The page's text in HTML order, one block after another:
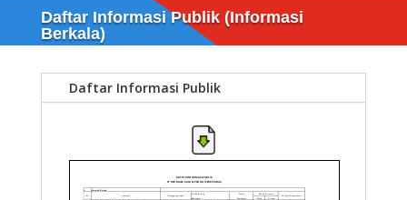
Daftar Informasi Publik (Informasi
Berkala)
Daftar Informasi Publik